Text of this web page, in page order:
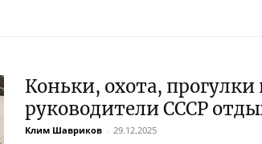
Коньки, охота, прогулки
руководители СССР
Клим Шавриков - 29.12.2025